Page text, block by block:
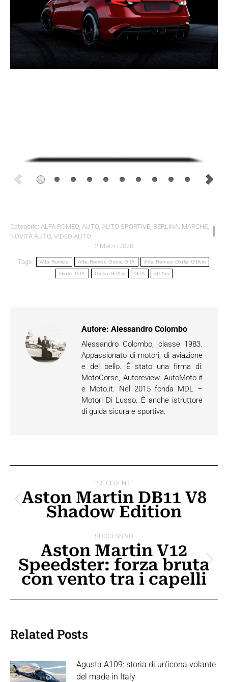
Categorie: ALFA ROMEO, AUTO, AUTO SPORTIVE, BERLINA, MARCHE,
NOVITÀ AUTO, VIDEO AUTO
2 Marzo 2020
Tags: Alfa Romeo Alfa Romeo Giulia GTA Alfa Romeo Giulia GTAm
Giulia GTA Giulia GTAm GTA GTAm
Autore: Alessandro Colombo
Alessandro Colombo, classe 1983.
Appassionato di motori, di aviazione
e del bello. È stato una firma di:
MotoCorse, Autoreview, AutoMoto.it
e Moto.it. Nel 2015 fonda MDL –
Motori Di Lusso. È anche istruttore
di guida sicura e sportiva.
tra
PRECEDENTE
Post
precedente:
Aston Martin DB11 V8
Shadow Edition
SUCCESSIVO
Prossimo
post:
Aston Martin V12
Speedster: forza bruta
con vento tra i capelli
Related Posts
Agusta A109: storia di un’icona volante
del made in Italy